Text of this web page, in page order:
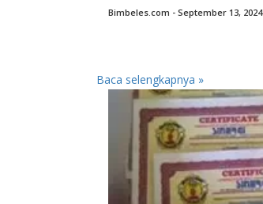
Bimbeles.com - September 13, 2024
Baca selengkapnya »